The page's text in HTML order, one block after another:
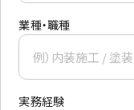
業種・職種
実務経験